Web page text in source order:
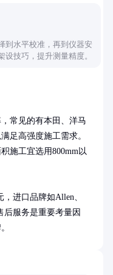
到水平校准，再到仪器安
技巧，提升测量精度。
常见的有本田、洋马
足高强度施工需求。
施工宜选用800mm以
进口品牌如Allen、
后服务是重要考量因